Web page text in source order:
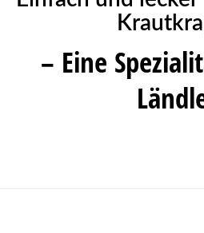
– Eine